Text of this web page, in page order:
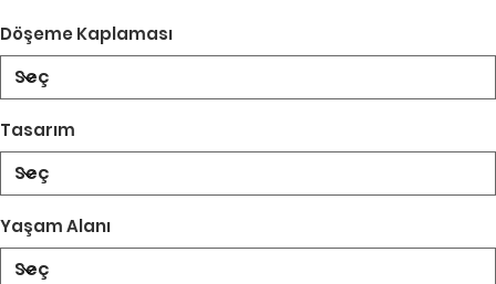
Döşeme Kaplaması
Tasarım
Yaşam Alanı